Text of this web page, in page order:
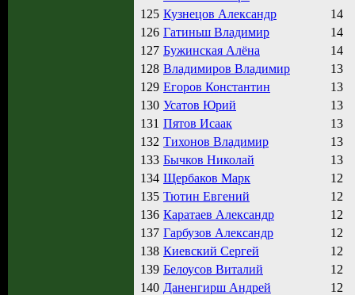
125 Кузнецов Александр
14
126 Гатиньш Владимир
14
127 Бужинская Алёна
14
128 Владимиров Владимир
13
129 Егоров Константин
13
130 Усатов Юрий
13
131 Пятов Исаак
13
132 Тихонов Владимир
13
133 Бычков Николай
13
134 Щербаков Марк
12
135 Тютин Евгений
12
136 Каратаев Александр
12
137 Гарбузов Александр
12
138 Киевский Сергей
12
139 Белоусов Виталий
12
140 Даненгирш Андрей
12